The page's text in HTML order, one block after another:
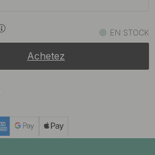
En stock
En stock
EN STOCK
Achetez